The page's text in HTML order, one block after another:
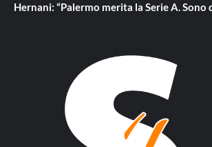
Hernani: “Palermo merita la Serie A. Sono